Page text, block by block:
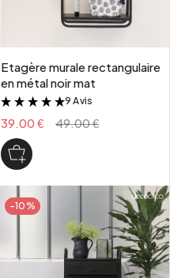
Etagère murale rectangulaire
en métal noir mat
&
9 Avis
39.00 € 49.00 €
-10%